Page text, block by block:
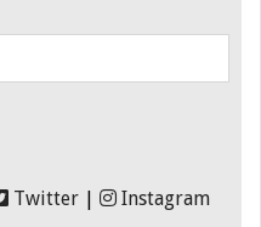
Twitter Instagram